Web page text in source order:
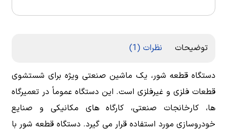
توضیحات نظرات (1)
دستگاه قطعه شور، یک ماشین صنعتی ویژه برای شستشوی
قطعات فلزی و غیرفلزی است. این دستگاه عموماً در تعمیرگاه
ها، کارخانجات صنعتی، کارگاه های مکانیکی و صنایع
خودروسازی مورد استفاده قرار می گیرد. دستگاه قطعه شور با